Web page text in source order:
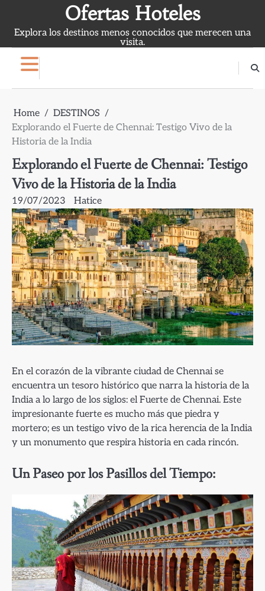
content
Ofertas Hoteles
Explora los destinos menos conocidos que merecen una
visita.
Home
DESTINOS
Explorando el Fuerte de Chennai: Testigo Vivo de la
Historia de la India
Explorando el Fuerte de Chennai: Testigo
Vivo de la Historia de la India
19/07/2023 Hatice
En el corazón de la vibrante ciudad de Chennai se
encuentra un tesoro histórico que narra la historia de la
India a lo largo de los siglos: el Fuerte de Chennai. Este
impresionante fuerte es mucho más que piedra y
mortero; es un testigo vivo de la rica herencia de la India
y un monumento que respira historia en cada rincón.
Un Paseo por los Pasillos del Tiempo: